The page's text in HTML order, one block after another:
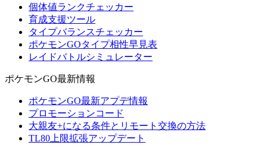
個体値ランクチェッカー
育成支援ツール
タイプバランスチェッカー
ポケモンGOタイプ相性早見表
レイドバトルシミュレーター
ポケモンGO最新情報
ポケモンGO最新アプデ情報
プロモーションコード
大親友+になる条件とリモート交換の方法
TL80上限拡張アップデート